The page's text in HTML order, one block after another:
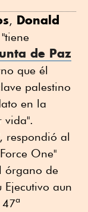
, Donald
de Paz
que él
palestino
en la
vida".
respondió al
One"
órgano de
aun